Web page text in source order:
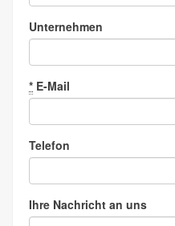
Unternehmen
* E-Mail
Telefon
Ihre Nachricht an uns